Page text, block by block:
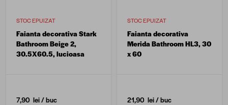
STOC EPUIZAT
Faianta decorativa Stark
Bathroom Beige 2,
30.5X60.5, lucioasa
7,90 lei/ buc
STOC EPUIZAT
Faianta decorativa
Merida Bathroom HL3, 30
x 60
21,90 lei/ buc